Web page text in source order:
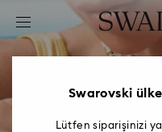
Accesskeys list
0 - Header
2 - FooterSwarovski
Lütfen siparişinizi